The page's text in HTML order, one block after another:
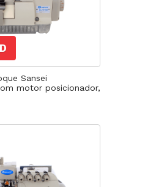
Sansei
motor posicionador,